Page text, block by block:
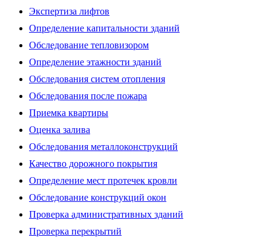
Экспертиза лифтов
Определение капитальности зданий
Обследование тепловизором
Определение этажности зданий
Обследования систем отопления
Обследования после пожара
Приемка квартиры
Оценка залива
Обследования металлоконструкций
Качество дорожного покрытия
Определение мест протечек кровли
Обследование конструкций окон
Проверка административных зданий
Проверка перекрытий